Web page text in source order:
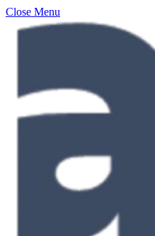
Close Menu